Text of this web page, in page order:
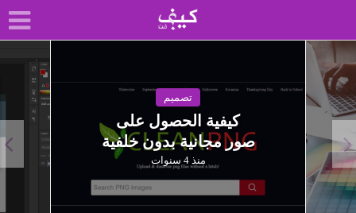
تصميم
كيفية الحصول على
صور مجانية بدون خلفية
منذ 4 سنوات